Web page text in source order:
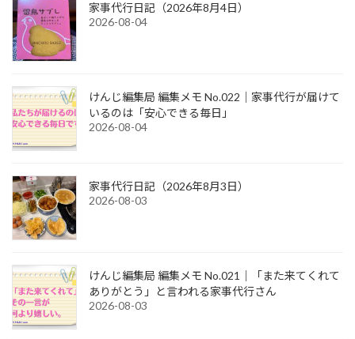
家事代行日記（2026年8月4日）
2026-08-04
けんじ編集局 編集メモ No.022｜家事代行が届けて
いるのは「安心できる毎日」
2026-08-04
家事代行日記（2026年8月3日）
2026-08-03
けんじ編集局 編集メモ No.021｜「また来てくれて
ありがとう」と言われる家事代行さん
2026-08-03